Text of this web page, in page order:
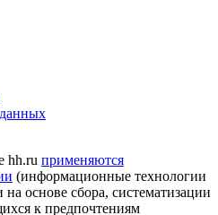
hh.ru применяются
(информационные технологии
основе сбора, систематизации
к предпочтениям